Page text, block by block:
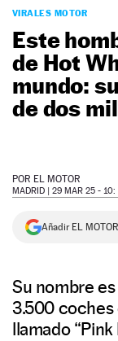
PODCAST
MOTOS
TECNOLOGÍA
MOTORTV
NEWSLETTER
SÍGUENOS
VIRALES MOTOR
Este
de Hot
mundo:
de dos
POR EL MOTOR
MADRID | 29 MAR 25 - 10:
Añadir EL
Su nombre
3.500
llamado